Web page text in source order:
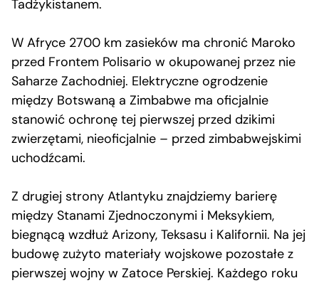
Tadżykistanem.
W Afryce 2700 km zasieków ma chronić Maroko
przed Frontem Polisario w okupowanej przez nie
Saharze Zachodniej. Elektryczne ogrodzenie
między Botswaną a Zimbabwe ma oficjalnie
stanowić ochronę tej pierwszej przed dzikimi
zwierzętami, nieoficjalnie – przed zimbabwejskimi
uchodźcami.
Z drugiej strony Atlantyku znajdziemy barierę
między Stanami Zjednoczonymi i Meksykiem,
biegnącą wzdłuż Arizony, Teksasu i Kalifornii. Na jej
budowę zużyto materiały wojskowe pozostałe z
pierwszej wojny w Zatoce Perskiej. Każdego roku